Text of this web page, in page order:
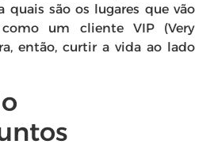
quais são os lugares que vão
um cliente VIP (Very
então, curtir a vida ao lado